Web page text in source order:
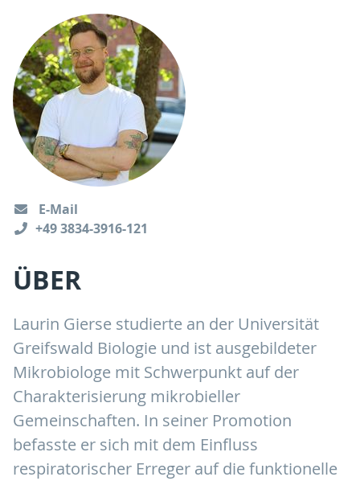
ÜBER
Laurin Gierse studierte an der Universität
Greifswald Biologie und ist ausgebildeter
Mikrobiologe mit Schwerpunkt auf der
Charakterisierung mikrobieller
Gemeinschaften. In seiner Promotion
befasste er sich mit dem Einfluss
respiratorischer Erreger auf die funktionelle
E-Mail
+49 3834-3916-121